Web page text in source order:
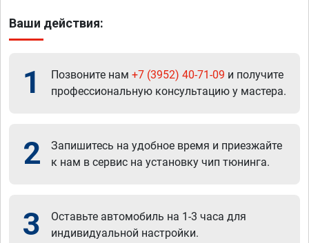
Ваши действия:
1 Позвоните нам +7 (3952) 40-71-09 и получите
профессиональную консультацию у мастера.
2
Запишитесь на удобное время и приезжайте
к нам в сервис на установку чип тюнинга.
3
Оставьте автомобиль на 1-3 часа для
индивидуальной настройки.